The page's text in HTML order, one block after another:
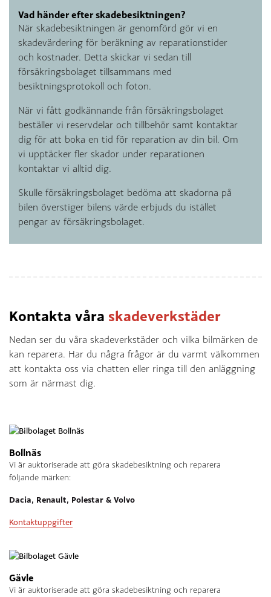
Vad händer efter skadebesiktningen?
När skadebesiktningen är genomförd gör vi en
skadevärdering för beräkning av reparationstider
och kostnader. Detta skickar vi sedan till
försäkringsbolaget tillsammans med
besiktningsprotokoll och foton.
När vi fått godkännande från försäkringsbolaget
beställer vi reservdelar och tillbehör samt kontaktar
dig för att boka en tid för reparation av din bil. Om
vi upptäcker fler skador under reparationen
kontaktar vi alltid dig.
Skulle försäkringsbolaget bedöma att skadorna på
bilen överstiger bilens värde erbjuds du istället
pengar av försäkringsbolaget.
Kontakta våra skadeverkstäder
Nedan ser du våra skadeverkstäder och vilka bilmärken de
kan reparera. Har du några frågor är du varmt välkommen
att kontakta oss via chatten eller ringa till den anläggning
som är närmast dig.
Bollnäs
Vi är auktoriserade att göra skadebesiktning och reparera
följande märken:
Dacia, Renault, Polestar & Volvo
Kontaktuppgifter
Gävle
Vi är auktoriserade att göra skadebesiktning och reparera